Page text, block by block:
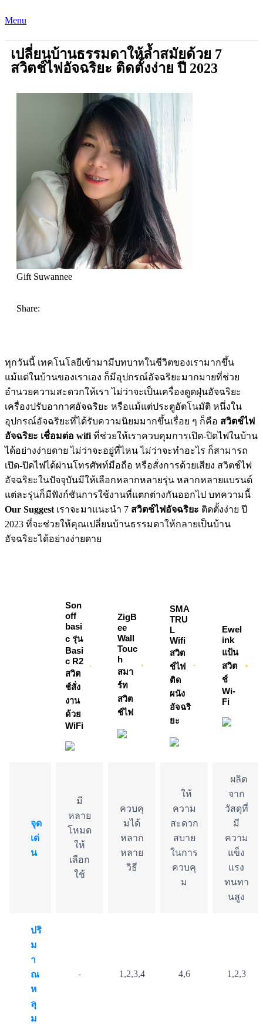
Menu
เปลี่ยนบ้านธรรมดาให้ล้ำสมัยด้วย 7
สวิตช์ไฟอัจฉริยะ ติดตั้งง่าย ปี 2023
Gift Suwannee
Share:
ทุกวันนี้ เทคโนโลยีเข้ามามีบทบาทในชีวิตของเรามากขึ้น
แม้แต่ในบ้านของเราเอง ก็มีอุปกรณ์อัจฉริยะมากมายที่ช่วย
อำนวยความสะดวกให้เรา ไม่ว่าจะเป็นเครื่องดูดฝุ่นอัจฉริยะ
เครื่องปรับอากาศอัจฉริยะ หรือแม้แต่ประตูอัตโนมัติ หนึ่งใน
อุปกรณ์อัจฉริยะที่ได้รับความนิยมมากขึ้นเรื่อย ๆ ก็คือ สวิตช์ไฟ
อัจฉริยะ เชื่อมต่อ wifi ที่ช่วยให้เราควบคุมการเปิด-ปิดไฟในบ้าน
ได้อย่างง่ายดาย ไม่ว่าจะอยู่ที่ไหน ไม่ว่าจะทำอะไร ก็สามารถ
เปิด-ปิดไฟได้ผ่านโทรศัพท์มือถือ หรือสั่งการด้วยเสียง สวิตช์ไฟ
อัจฉริยะในปัจจุบันมีให้เลือกหลากหลายรุ่น หลากหลายแบรนด์
แต่ละรุ่นก็มีฟังก์ชันการใช้งานที่แตกต่างกันออกไป บทความนี้
Our Suggest เราจะมาแนะนำ 7 สวิตช์ไฟอัจฉริยะ ติดตั้งง่าย ปี
2023 ที่จะช่วยให้คุณเปลี่ยนบ้านธรรมดาให้กลายเป็นบ้าน
อัจฉริยะได้อย่างง่ายดาย
Son
off
basi
c รุ่น
Basi
c R2
สวิต
ช์สั่ง
งาน
ด้วย
WiFi
ZigB
ee
Wall
Touc
h
สมา
ร์ท
สวิต
ช์ไฟ
SMA
TRU
L
Wifi
สวิต
ช์ไฟ
ติด
ผนัง
อัจฉริ
ยะ
Ewel
ink
แป้น
สวิต
ช์
Wi-
Fi
จุด
เด่
น
มี
หลาย
โหมด
ให้
เลือก
ใช้
ควบคุ
มได้
หลาก
หลาย
วิธี
ให้
ความ
สะดวก
สบาย
ในการ
ควบคุ
ม
ผลิต
จาก
วัสดุที่
มี
ความ
แข็ง
แรง
ทนทา
นสูง
ปริ
ม
า
ณ
ห
ลุ
ม
- 1,2,3,4 4,6 1,2,3